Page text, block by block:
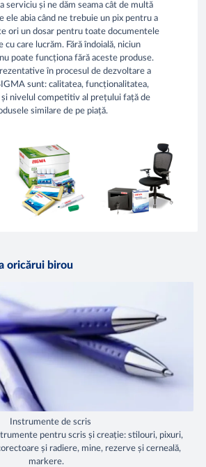
serviciu și ne dăm seama cât de multă
ele abia când ne trebuie un pix pentru a
ori un dosar pentru toate documentele
cu care lucrăm. Fără îndoială, niciun
poate funcționa fără aceste produse.
în procesul de dezvoltare a
sunt: calitatea, funcționalitatea,
nivelul competitiv al prețului față de
similare de pe piață.
oricărui birou
Instrumente de scris
pentru scris și creație: stilouri, pixuri,
și radiere, mine, rezerve și cerneală,
markere.